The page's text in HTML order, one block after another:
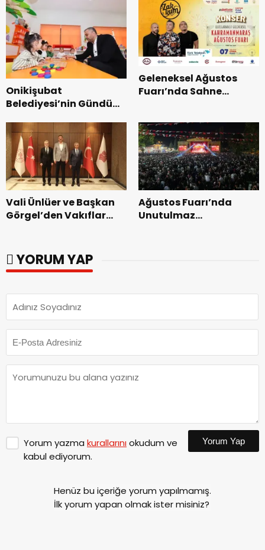
Onikişubat
Belediyesi’nin Gündüz
dönemin ön kayıtları
başladı.
Geleneksel Ağustos
Fuarı’nda Sahne
Vali Ünlüer ve Başkan
Görgel’den Vakıflar
Ağustos Fuarı’nda
Unutulmaz
YORUM YAP
Yorum yazma kurallarınıokudum ve
kabul ediyorum.
Yorum Yap
Henüz bu içeriğe yorum yapılmamış.
İlk yorum yapan olmak ister misiniz?